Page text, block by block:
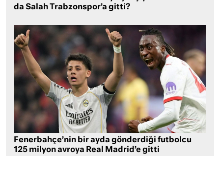
da Salah Trabzonspor’a gitti?
Fenerbahçe’nin bir ayda gönderdiği futbolcu
125 milyon avroya Real Madrid’e gitti